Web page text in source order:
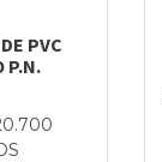
PVC
P.N.